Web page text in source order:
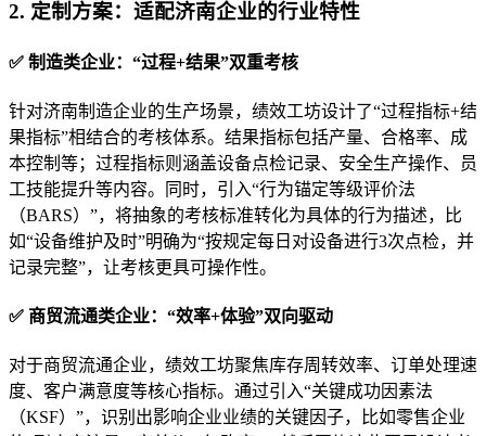
2. 定制方案：适配济南企业的行业特性
✅ 制造类企业：“过程+结果”双重考核
针对济南制造企业的生产场景，绩效工坊设计了“过程指标+结
果指标”相结合的考核体系。结果指标包括产量、合格率、成
本控制等；过程指标则涵盖设备点检记录、安全生产操作、员
工技能提升等内容。同时，引入“行为锚定等级评价法
（BARS）”，将抽象的考核标准转化为具体的行为描述，比
如“设备维护及时”明确为“按规定每日对设备进行3次点检，并
记录完整”，让考核更具可操作性。
✅ 商贸流通类企业：“效率+体验”双向驱动
对于商贸流通企业，绩效工坊聚焦库存周转效率、订单处理速
度、客户满意度等核心指标。通过引入“关键成功因素法
（KSF）”，识别出影响企业业绩的关键因子，比如零售企业